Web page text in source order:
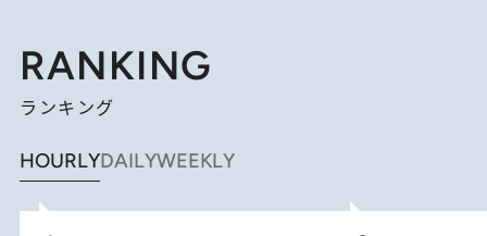
RANKING
ランキング
HOURLYDAILYWEEKLY